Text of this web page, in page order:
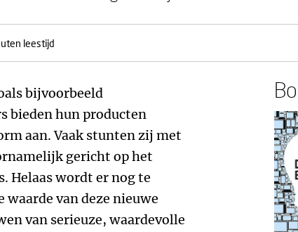
leestijd
bijvoorbeeld
bieden hun producten
aan. Vaak stunten zij met
gericht op het
Helaas wordt er nog te
waarde van deze nieuwe
van serieuze, waardevolle